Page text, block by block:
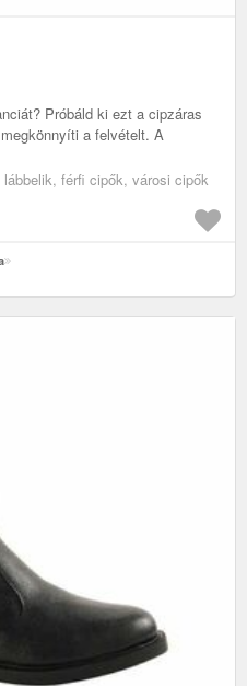
Próbáld ki ezt a cipzáras
a felvételt. A
férfi cipők, városi cipők